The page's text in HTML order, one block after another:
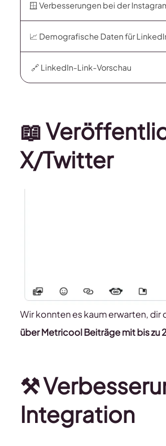
🪟 Verbesserungen bei der
📈 Demografische Daten für
🔗 LinkedIn-Link-Vorschau
📖
X/Twitter
Wir konnten es kaum erwarten, dir
über Metricool Beiträge mit bis
⚒️
Integration